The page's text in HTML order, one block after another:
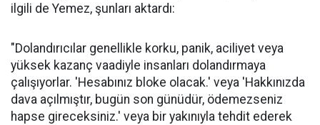
ilgili de Yemez, şunları aktardı:
"Dolandırıcılar genellikle korku, panik, aciliyet veya
yüksek kazanç vaadiyle insanları dolandırmaya
çalışıyorlar. 'Hesabınız bloke olacak.' veya 'Hakkınızda
dava açılmıştır, bugün son günüdür, ödemezseniz
hapse gireceksiniz.' veya bir yakınıyla tehdit ederek